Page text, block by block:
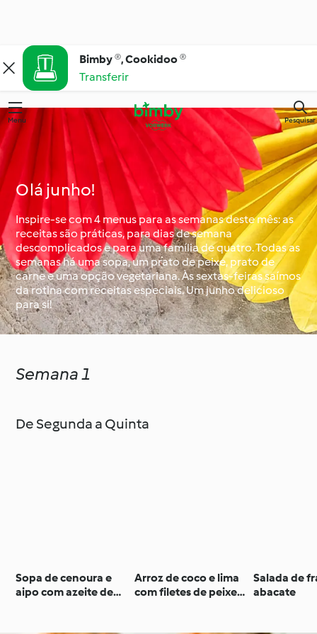
Bimby ®, Cookidoo ®
Transferir
Menu Pesquisar
Olá junho!
Inspire-se com 4 menus para as semanas deste mês: as
receitas são práticas, para dias de semana
descomplicados e para uma família de quatro. Todas as
semanas há uma sopa, um prato de peixe, prato de
carne e uma opção vegetariana. Às sextas-feiras saímos
da rotina com receitas especiais. Um junho delicioso
para si!
Semana 1
De Segunda a Quinta
Sopa de cenoura e
aipo com azeite de
Arroz de coco e lima
com filetes de peixe-
Salada de
abacate